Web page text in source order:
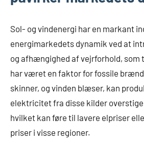
Sol- og vindenergi har en markant
energimarkedets dynamik ved at
og afhængighed af vejrforhold,
har været en faktor for fossile
skinner, og vinden blæser, kan
elektricitet fra disse kilder
hvilket kan føre til lavere elpriser
priser i visse regioner.